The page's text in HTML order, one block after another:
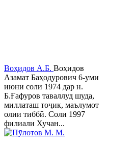
Воҳидов А.Б. Воҳидов
Азамат Баҳодурович 6-уми
июни соли 1974 дар н.
Б.Ғафуров таваллуд шуда,
миллаташ тоҷик, маълумот
олии тиббӣ. Соли 1997
филиали Хучан...